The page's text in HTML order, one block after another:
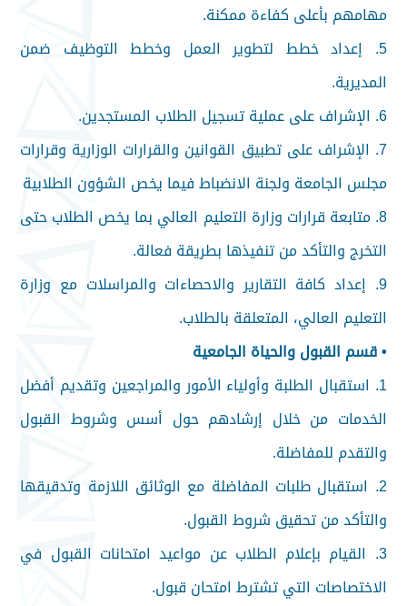
مهامهم بأعلى كفاءة ممكنة.
5. إعداد خطط لتطوير العمل وخطط التوظيف ضمن
المديرية.
6. الإشراف على عملية تسجيل الطلاب المستجدين.
7. الإشراف على تطبيق القوانين والقرارات الوزارية وقرارات
مجلس الجامعة ولجنة الانضباط فيما يخص الشؤون الطلابية
8. متابعة قرارات وزارة التعليم العالي بما يخص الطلاب حتى
التخرج والتأكد من تنفيذها بطريقة فعالة.
9. إعداد كافة التقارير والاحصاءات والمراسلات مع وزارة
التعليم العالي، المتعلقة بالطلاب.
• قسم القبول والحياة الجامعية
1. استقبال الطلبة وأولياء الأمور والمراجعين وتقديم أفضل
الخدمات من خلال إرشادهم حول أسس وشروط القبول
والتقدم للمفاضلة.
2. استقبال طلبات المفاضلة مع الوثائق اللازمة وتدقيقها
والتأكد من تحقيق شروط القبول.
3. القيام بإعلام الطلاب عن مواعيد امتحانات القبول في
الاختصاصات التي تشترط امتحان قبول.